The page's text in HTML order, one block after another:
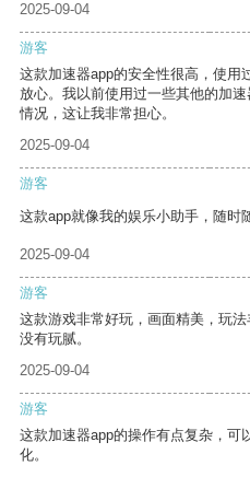
2025-09-04
游客
这款加速器app的安全性很高，使用
放心。我以前使用过一些其他的加
情况，这让我非常担心。
2025-09-04
游客
这款app就像我的娱乐小助手，随时
2025-09-04
游客
这款游戏非常好玩，画面精美，玩
没有玩腻。
2025-09-04
游客
这款加速器app的操作有点复杂，可
化。